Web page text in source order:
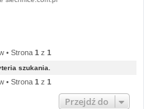
• Strona 1 z 1
szukania.
• Strona 1 z 1
Przejdź do